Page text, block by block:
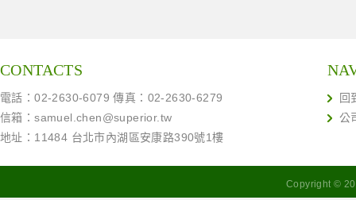
CONTACTS
電話：02-2630-6079 傳真：02-2630-6279
信箱：samuel.chen@superior.tw
地址：11484 台北市內湖區安康路390號1樓
回
公
Copyright ©